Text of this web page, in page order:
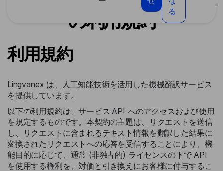
る
の利用規約
利用規約
Lingvanex は、人工知能技術を活用した機械翻訳サービス
を提供しています。
以下の利用規約は、サービス API へのアクセスおよび使用
を規定するものです。本契約の主題は、リクエストを送信
し、リクエストに含まれるテキスト情報を翻訳した結果に
変換されたリクエストへの応答を受信することにより、機
能目的に応じて、通常 (非独占的) ライセンスの下で API
を使用する権利を、対価と引き換えにお客様に付与するこ